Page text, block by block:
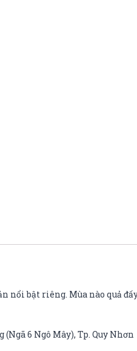
nổi bật riêng. Mùa nào quả
6 Ngô Mây), Tp. Quy Nhơn